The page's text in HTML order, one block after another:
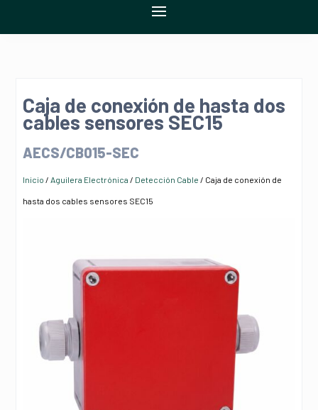
Caja de conexión de hasta dos
cables sensores SEC15
AECS/CB015-SEC
Inicio /Aguilera Electrónica / Detección Cable / Caja de conexión de
hasta dos cables sensores SEC15